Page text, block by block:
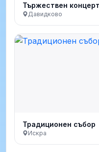
Тържествен концерт
Давидково
Традиционен събор
Искра